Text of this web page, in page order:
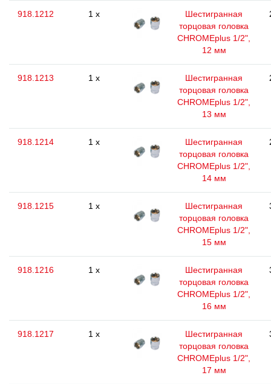
918.1212 1 x
Шестигранная
торцовая головка
CHROMEplus 1/2",
12 мм
918.1213 1 x
Шестигранная
торцовая головка
CHROMEplus 1/2",
13 мм
918.1214 1 x
Шестигранная
торцовая головка
CHROMEplus 1/2",
14 мм
918.1215 1 x
Шестигранная
торцовая головка
CHROMEplus 1/2",
15 мм
918.1216 1 x
Шестигранная
торцовая головка
CHROMEplus 1/2",
16 мм
918.1217 1 x
Шестигранная
торцовая головка
CHROMEplus 1/2",
17 мм